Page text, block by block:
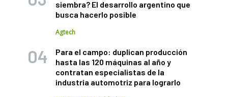
siembra? El desarrollo argentino que
busca hacerlo posible
Agtech
Para el campo: duplican producción
hasta las 120 máquinas al año y
contratan especialistas de la
industria automotriz para lograrlo